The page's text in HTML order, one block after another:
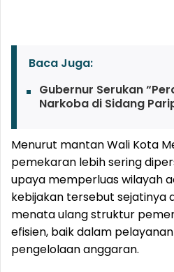
Baca Juga:
Gubernur Serukan
Narkoba di Sidang
Menurut mantan Wali Kota
pemekaran lebih sering
upaya memperluas wilayah
kebijakan tersebut sejatinya
menata ulang struktur
efisien, baik dalam
pengelolaan anggaran.